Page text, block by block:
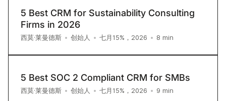
5 Best CRM for Sustainability Consulting
Firms in 2026
西莫·莱曼德斯 • 创始人 • 七月15%，2026 • 8 min
5 Best SOC 2 Compliant CRM for SMBs
西莫·莱曼德斯 • 创始人 • 七月15%，2026 • 9 min